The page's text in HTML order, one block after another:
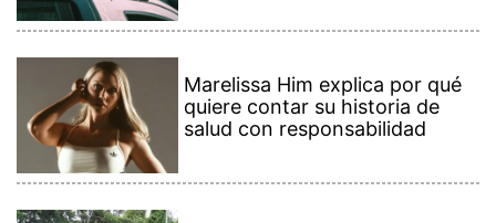
Marelissa Him explica por qué
quiere contar su historia de
salud con responsabilidad